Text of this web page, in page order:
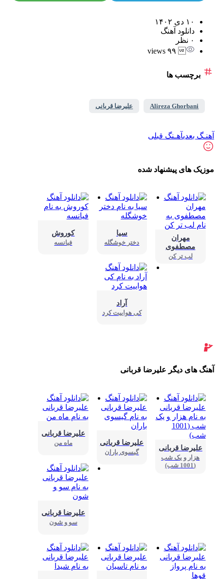
۱۰ دی ۱۴۰۲
دانلود آهنگ
۰ نظر
۹۹ views
برچسب ها
Alireza Ghorbani علیرضا قربانی
بعدیآهـنگ قبلی
های پیشنهاد شده
مهران
مصطفوی
لب تر کن
سیا
دختر خوشگله
کوروش
فیانسه
کی هواییت کرد
های دیگر علیرضا قربانی
علیرضا قربانی
هزار و یک شب
علیرضا قربانی
گیسوی باران
علیرضا قربانی
ماه من
علیرضا قربانی
سو‌ و شون